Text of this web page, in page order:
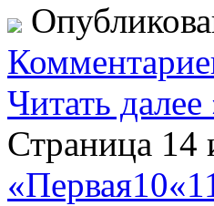
Читать далее
Страница 14
«Первая10«